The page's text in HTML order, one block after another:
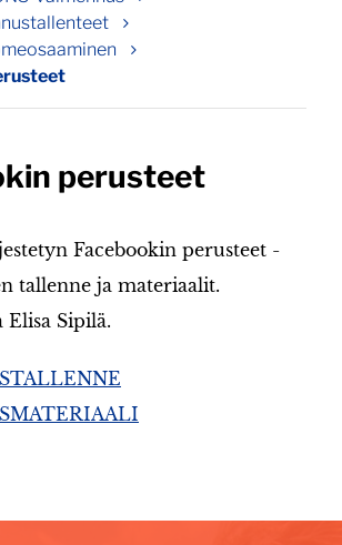
perusteet
Facebookin perusteet -
tallenne ja materiaalit.
Elisa Sipilä.